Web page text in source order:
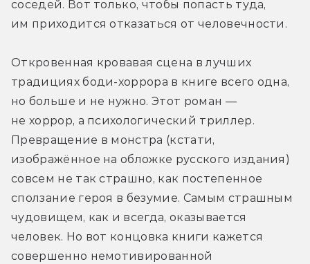
соседей. Вот только, чтобы попасть туда,
им приходится отказаться от человечности.
Откровенная кровавая сцена в лучших
традициях боди-хоррора в книге всего одна,
но больше и не нужно. Этот роман —
не хоррор, а психологический триллер.
Превращение в монстра (кстати,
изображённое на обложке русского издания)
совсем не так страшно, как постепенное
сползание героя в безумие. Самым страшным
чудовищем, как и всегда, оказывается
человек. Но вот концовка книги кажется
совершенно немотивированной